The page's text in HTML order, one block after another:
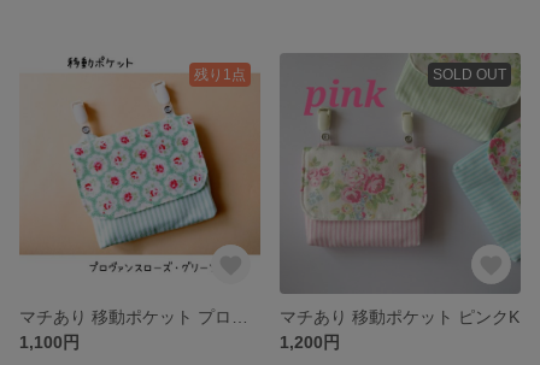
残り1点
1,100円
SOLD OUT
マチあり 移動ポケット ピンクK
1,200円